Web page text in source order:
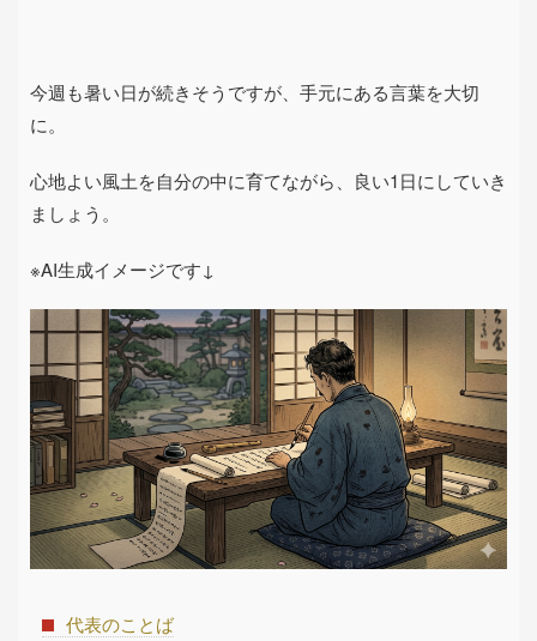
今週も暑い日が続きそうですが、手元にある言葉を大切
に。
心地よい風土を自分の中に育てながら、良い1日にしていき
ましょう。
※AI生成イメージです↓
代表のことば